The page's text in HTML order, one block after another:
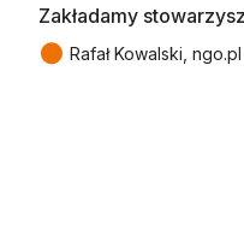
Zakładamy
● Rafał Kowalski,